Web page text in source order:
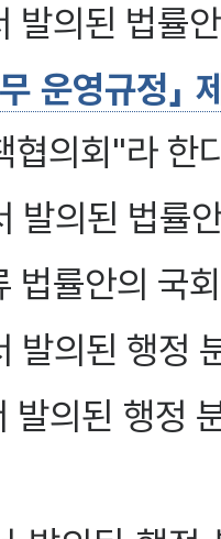
발의된 법률
무 운영규정」
협의회"라 한
발의된 법률
법률안의 국
발의된 행정
발의된 행정